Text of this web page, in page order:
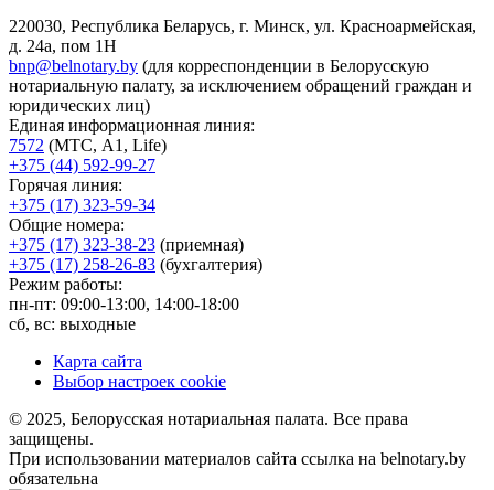
220030, Республика Беларусь, г. Минск, ул. Красноармейская,
д. 24а, пом 1Н
bnp@belnotary.by (для корреспонденции в Белорусскую
нотариальную палату, за исключением обращений граждан и
юридических лиц)
Единая информационная линия:
7572 (МТС, A1, Life)
+375 (44) 592-99-27
Горячая линия:
+375 (17) 323-59-34
Общие номера:
+375 (17) 323-38-23 (приемная)
+375 (17) 258-26-83 (бухгалтерия)
Режим работы:
пн-пт: 09:00-13:00, 14:00-18:00
сб, вс: выходные
Карта сайта
Выбор настроек cookie
© 2025, Белорусская нотариальная палата. Все права
защищены.
При использовании материалов сайта ссылка на belnotary.by
обязательна